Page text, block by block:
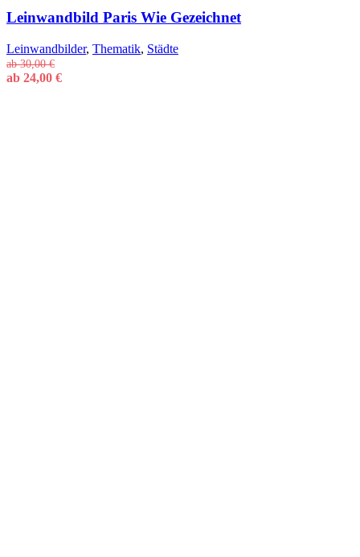
Leinwandbild Paris Wie Gezeichnet
Leinwandbilder, Thematik, Städte
ab30,00€
ab 24,00 €